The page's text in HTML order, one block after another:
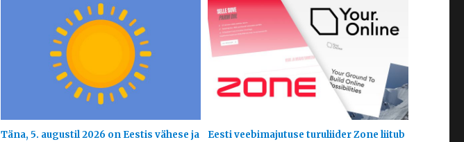
Täna, 5. augustil 2026 on Eestis vähese ja
Eesti veebimajutuse turuliider Zone liitub